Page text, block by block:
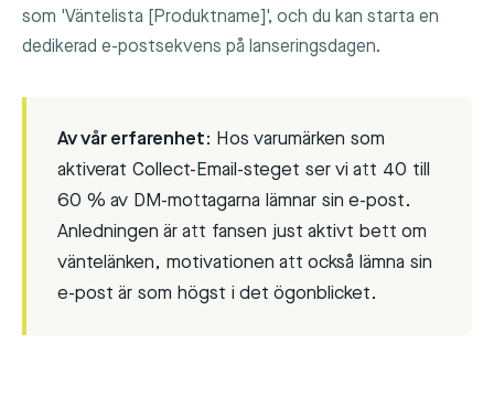
som 'Väntelista [Produktname]', och du kan starta en
dedikerad e-postsekvens på lanseringsdagen.
Av vår erfarenhet: Hos varumärken som
aktiverat Collect-Email-steget ser vi att 40 till
60 % av DM-mottagarna lämnar sin e-post.
Anledningen är att fansen just aktivt bett om
väntelänken, motivationen att också lämna sin
e-post är som högst i det ögonblicket.